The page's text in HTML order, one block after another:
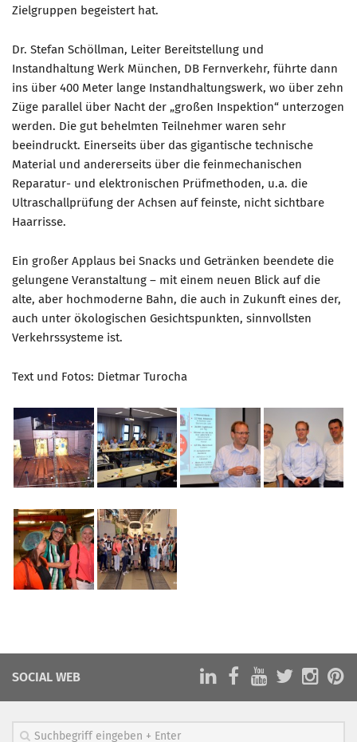
Zielgruppen begeistert hat.
Dr. Stefan Schöllman, Leiter Bereitstellung und
Instandhaltung Werk München, DB Fernverkehr, führte dann
ins über 400 Meter lange Instandhaltungswerk, wo über zehn
Züge parallel über Nacht der „großen Inspektion“ unterzogen
werden. Die gut behelmten Teilnehmer waren sehr
beeindruckt. Einerseits über das gigantische technische
Material und andererseits über die feinmechanischen
Reparatur- und elektronischen Prüfmethoden, u.a. die
Ultraschallprüfung der Achsen auf feinste, nicht sichtbare
Haarrisse.
Ein großer Applaus bei Snacks und Getränken beendete die
gelungene Veranstaltung – mit einem neuen Blick auf die
alte, aber hochmoderne Bahn, die auch in Zukunft eines der,
auch unter ökologischen Gesichtspunkten, sinnvollsten
Verkehrssysteme ist.
Text und Fotos: Dietmar Turocha
SOCIAL WEB